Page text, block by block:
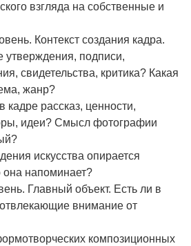
взгляда на собственные и
Контекст создания кадра.
утверждения, подписи,
свидетельства, критика? Какая
жанр?
кадре рассказ, ценности,
идеи? Смысл фотографии
искусства опирается
она напоминает?
Главный объект. Есть ли в
внимание от
композиционных